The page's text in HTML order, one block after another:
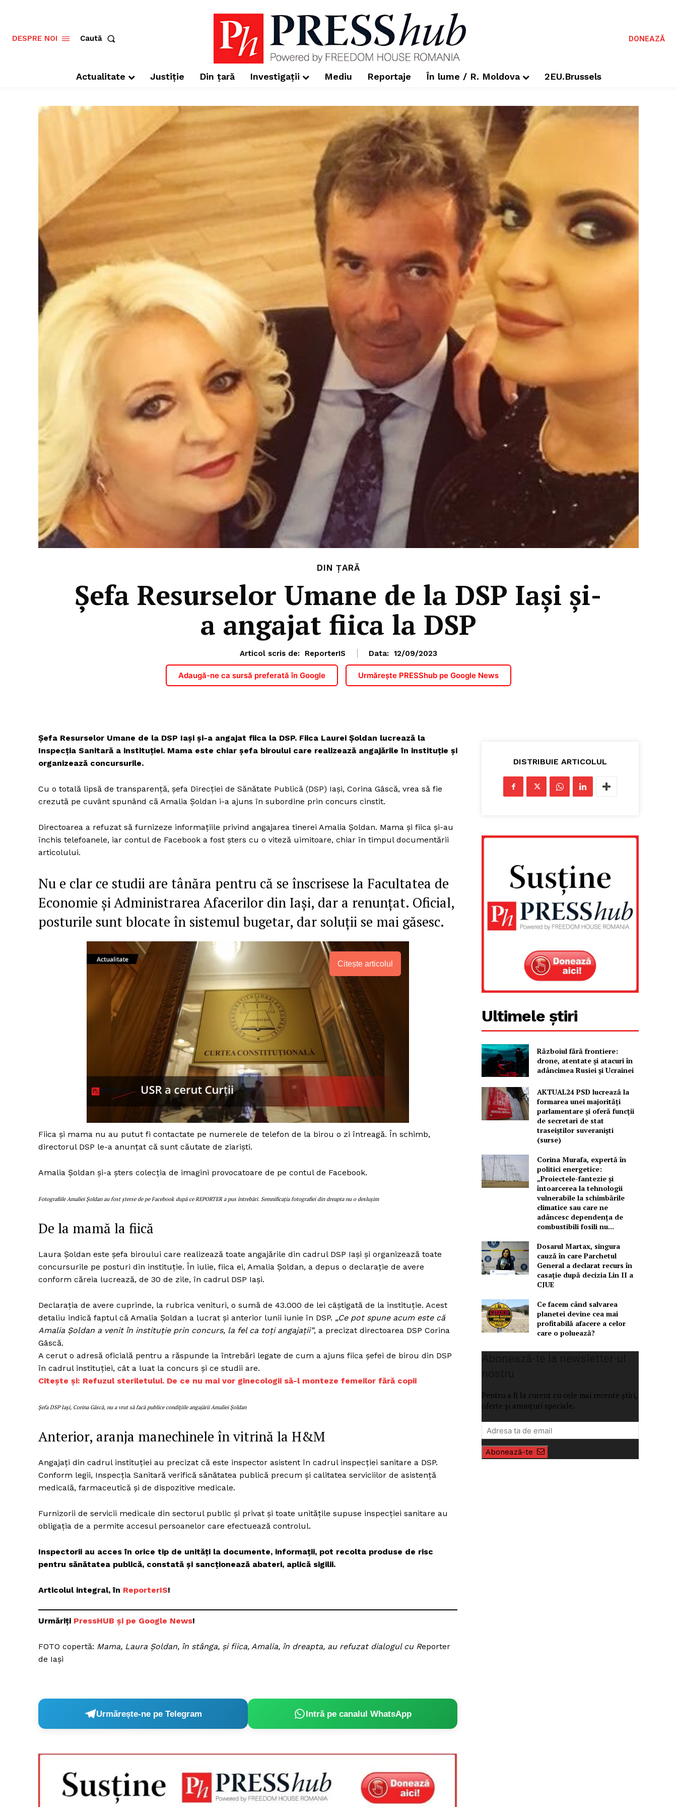
Un proiect
ROMÂNIA
Despre noi / Echipa
Proiecte editoriale
DESPRE NOI Caută DONEAZĂ
Actualitate Justiție Din țară Investigații Mediu Reportaje În lume / R. Moldova 2EU.Brussels
DIN ȚARĂ
Șefa Resurselor Umane de la DSP Iași și-
a angajat fiica la DSP
Articol scris de: ReporterIS Data: 12/09/2023
Adaugă-ne ca sursă preferată în Google Urmărește PRESShub pe Google News
Șefa Resurselor Umane de la DSP Iași și-a angajat fiica la DSP. Fiica Laurei Șoldan lucrează la
Inspecția Sanitară a instituției. Mama este chiar șefa biroului care realizează angajările în instituție și
organizează concursurile.
Cu o totală lipsă de transparență, șefa Direcției de Sănătate Publică (DSP) Iași, Corina Gâscă, vrea să fie
crezută pe cuvânt spunând că Amalia Șoldan i-a ajuns în subordine prin concurs cinstit.
Directoarea a refuzat să furnizeze informațiile privind angajarea tinerei Amalia Șoldan. Mama și fiica și-au
închis telefoanele, iar contul de Facebook a fost șters cu o viteză uimitoare, chiar în timpul documentării
articolului.
Nu e clar ce studii are tânăra pentru că se înscrisese la Facultatea de
Economie și Administrarea Afacerilor din Iași, dar a renunțat. Oficial,
posturile sunt blocate în sistemul bugetar, dar soluții se mai găsesc.
Citește articolul
Fiica și mama nu au putut fi contactate pe numerele de telefon de la birou o zi întreagă. În schimb,
directorul DSP le-a anunțat că sunt căutate de ziariști.
Amalia Șoldan și-a șters colecția de imagini provocatoare de pe contul de Facebook.
Fotografiile Amaliei Șoldan au fost șterse de pe Facebook după ce REPORTER a pus întrebări. Semnificația fotografiei din dreapta nu o deslușim
De la mamă la fiică
Laura Șoldan este șefa biroului care realizează toate angajările din cadrul DSP Iași și organizează toate
concursurile pe posturi din instituție. În iulie, fiica ei, Amalia Șoldan, a depus o declarație de avere
conform căreia lucrează, de 30 de zile, în cadrul DSP Iași.
Declarația de avere cuprinde, la rubrica venituri, o sumă de 43.000 de lei câștigată de la instituție. Acest
detaliu indică faptul că Amalia Șoldan a lucrat și anterior lunii iunie în DSP. „Ce pot spune acum este că
Amalia Șoldan a venit în instituție prin concurs, la fel ca toți angajații”, a precizat directoarea DSP Corina
Gâscă.
A cerut o adresă oficială pentru a răspunde la întrebări legate de cum a ajuns fiica șefei de birou din DSP
în cadrul instituției, cât a luat la concurs și ce studii are.
Citește și: Refuzul steriletului. De ce nu mai vor ginecologii să-l monteze femeilor fără copii
Șefa DSP Iași, Corina Gâscă, nu a vrut să facă publice condițiile angajării Amaliei Șoldan
Anterior, aranja manechinele în vitrină la H&M
Angajați din cadrul instituției au precizat că este inspector asistent în cadrul inspecției sanitare a DSP.
Conform legii, Inspecția Sanitară verifică sănătatea publică precum și calitatea serviciilor de asistenţă
medicală, farmaceutică și de dispozitive medicale.
Furnizorii de servicii medicale din sectorul public şi privat şi toate unităţile supuse inspecţiei sanitare au
obligaţia de a permite accesul persoanelor care efectuează controlul.
Inspectorii au acces în orice tip de unităţi la documente, informaţii, pot recolta produse de risc
pentru sănătatea publică, constată și sancționează abateri, aplică sigilii.
Articolul integral, în ReporterIS!
Urmăriți PressHUB și pe Google News!
FOTO copertă: Mama, Laura Șoldan, în stânga, și fiica, Amalia, în dreapta, au refuzat dialogul cu Reporter
de Iași
Urmărește-ne pe Telegram Intră pe canalul WhatsApp
DISTRIBUIE ARTICOLUL
Ultimele știri
Războiul fără frontiere:
drone, atentate și atacuri în
adâncimea Rusiei și Ucrainei
AKTUAL24 PSD lucrează la
formarea unei majorităţi
parlamentare și oferă funcții
de secretari de stat
traseiștilor suveraniști
(surse)
Corina Murafa, expertă în
politici energetice:
„Proiectele-fantezie și
întoarcerea la tehnologii
vulnerabile la schimbările
climatice sau care ne
adâncesc dependența de
combustibili fosili nu...
Dosarul Martax, singura
cauză în care Parchetul
General a declarat recurs în
casație după decizia Lin II a
CJUE
Ce facem când salvarea
planetei devine cea mai
profitabilă afacere a celor
care o poluează?
Pentru a fi la curent cu cele mai recente știri,
oferte și anunțuri speciale.
Abonează-te